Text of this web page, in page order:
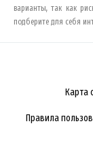
варианты, так как
подберите для себя
Карта
Правила